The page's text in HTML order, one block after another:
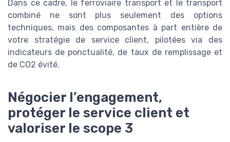
Dans ce cadre, le ferroviaire transport et le transport
combiné ne sont plus seulement des options
techniques, mais des composantes à part entière de
votre stratégie de service client, pilotées via des
indicateurs de ponctualité, de taux de remplissage et
de CO2 évité.
Négocier l’engagement,
protéger le service client et
valoriser le scope 3